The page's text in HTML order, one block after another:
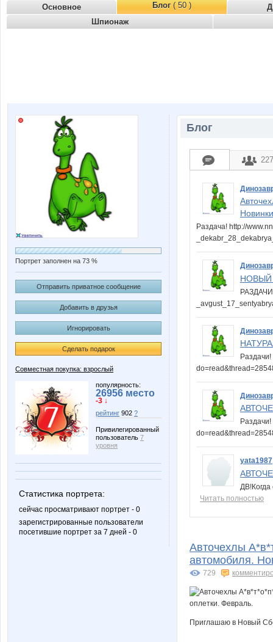
Основное Блог( 50 )
Шпионаж
Портрет заполнен на 73 %
Отправить приватное сообщение
Добавить в друзья
Игнорировать
Сделать подарок
Совместная покупка: взрослый
популярность:
26956 место
-3 ↓
рейтинг 902 ?
Привилегированный
пользователь 7
уровня
Статистика портрета:
сейчас просматривают портрет - 0
зарегистрированные пользователи
посетившие портрет за 7 дней - 0
Блог
227
Раздача! http://
НОВЫЙ
yata1987
Читать полностью
Авточехлы
автомобиля.
729
Приглашаю в Новый